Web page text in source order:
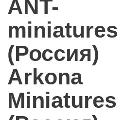
ANT-
miniatures
(Россия)
Arkona
Miniatures